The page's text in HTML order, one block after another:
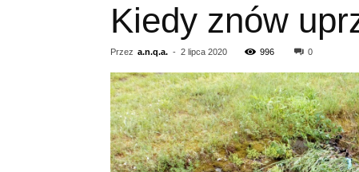
Kiedy znów
Przez a.n.q.a. - 2 lipca 2020 996 0